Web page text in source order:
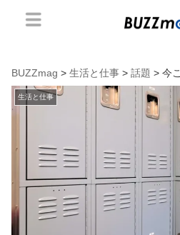
BUZZmag > 生活と仕事 > 話題 > 今
生活と仕事